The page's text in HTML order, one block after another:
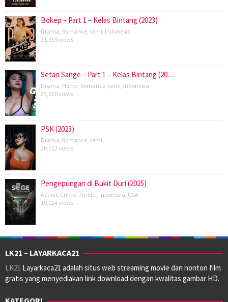
Bokep – Part 1 – Kelas Bintang (2023)
Drama Romance semi Indonesia
31,859 views
Setan Sange – Part 1 – Kelas Bintang (20…
Drama Horror, Romance semi Indonesia
23,560 views
PSK (2023)
Drama Romance semi
20,152 views
Pengepungan di Bukit Duri (2025)
Action Crime Thriller, Indonesia USA
19,124 views
LK21 – LAYARKACA21
LK21 Layarkaca21 adalah situs web streaming movie dan nonton film
gratis yang menyediakan link download dengan kwalitas gambar HD.